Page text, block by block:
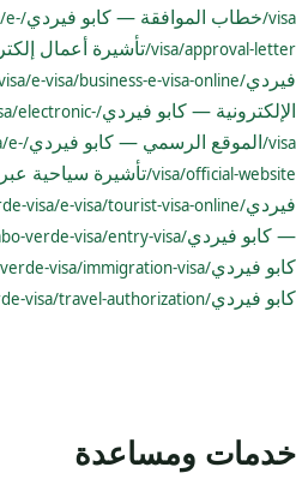
visa/ خطاب الموافقة — كابو فيردي e-
visa/approval-letter/ تأشيرة أعمال
فيردي/ar/cabo-verde-visa/e-visa/business-e-visa-online/
الإلكترونية — كابو فيردي electronic-
visa/ الموقع الرسمي — كابو فيردي e-
visa/official-website/ تأشيرة سياحية
فيردي/ar/cabo-verde-visa/e-visa/tourist-visa-online/
— كابو فيردي/ar/cabo-verde-visa/entry-visa/
كابو فيردي/ar/cabo-verde-visa/immigration-visa/
كابو فيردي/ar/cabo-verde-visa/travel-authorization/
خدمات ومساعدة